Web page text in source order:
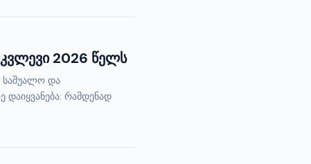
2026 წელს
საშუალო და
დაიყვანება: რამდენად